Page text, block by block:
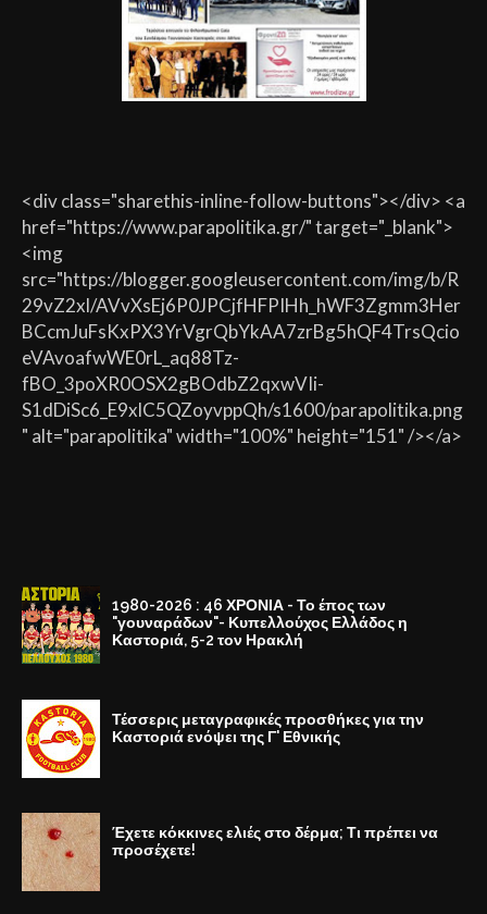
<div class="sharethis-inline-follow-buttons"></div> <a
href="https://www.parapolitika.gr/" target="_blank">
<img
src="https://blogger.googleusercontent.com/img/b/R
29vZ2xl/AVvXsEj6P0JPCjfHFPIHh_hWF3Zgmm3Her
BCcmJuFsKxPX3YrVgrQbYkAA7zrBg5hQF4TrsQcio
eVAvoafwWE0rL_aq88Tz-
fBO_3poXR0OSX2gBOdbZ2qxwVIi-
S1dDiSc6_E9xlC5QZoyvppQh/s1600/parapolitika.png
" alt="parapolitika" width="100%" height="151" /></a>
1980-2026 : 46 ΧΡΟΝΙΑ - Το έπος των
"γουναράδων"- Κυπελλούχος Ελλάδος η
Καστοριά, 5-2 τον Ηρακλή
Τέσσερις μεταγραφικές προσθήκες για την
Καστοριά ενόψει της Γ' Εθνικής
Έχετε κόκκινες ελιές στο δέρμα; Τι πρέπει να
προσέχετε!